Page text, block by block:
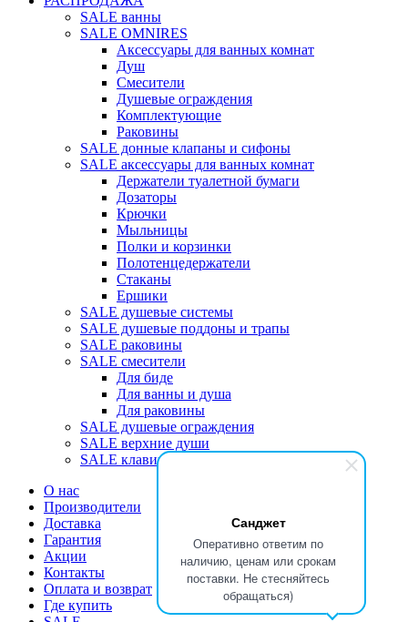
Санджет
Оперативно ответим по
наличию, ценам или срокам
поставки. Не стесняйтесь
обращаться)
SALE ванны
SALE OMNIRES
Аксессуары для ванных комнат
Душ
Смесители
Душевые ограждения
Комплектующие
Раковины
SALE донные клапаны и сифоны
SALE аксессуары для ванных комнат
Держатели туалетной бумаги
Дозаторы
Крючки
Мыльницы
Полки и корзинки
Полотенцедержатели
Стаканы
Ершики
SALE душевые системы
SALE душевые поддоны и трапы
SALE раковины
SALE смесители
Для биде
Для ванны и душа
Для раковины
SALE душевые ограждения
SALE верхние души
SALE клавиши
О нас
Производители
Доставка
Гарантия
Акции
Контакты
Оплата и возврат
Где купить